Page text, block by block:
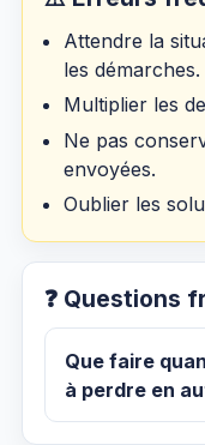
Attendre la
les démarches.
Multiplier les
Ne pas
envoyées.
Oublier les
❓ Questions
Que faire
à perdre en